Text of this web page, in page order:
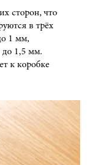
сторон, что
в трёх
1 мм,
1,5 мм.
к коробке